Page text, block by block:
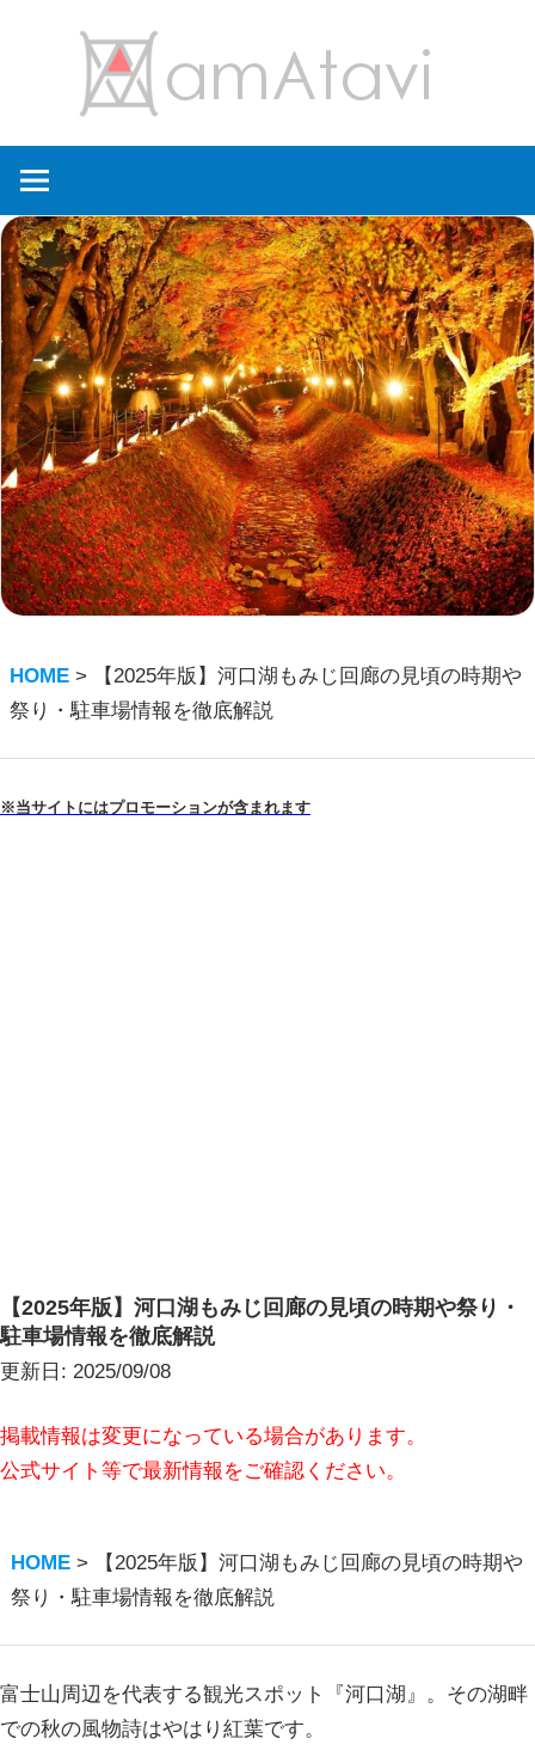
ス
キ
ッ
プ
を
て
→
旅
に
出
よ
う
HOME >
【2025年版】河口湖もみじ回廊の見頃の時期や
祭り・駐車場情報を徹底解説
※当サイトにはプロモーションが含まれます
【2025年版】河口湖もみじ回廊の見頃の時期や祭り・
駐車場情報を徹底解説
更新日: 2025/09/08
掲載情報は変更になっている場合があります。
公式サイト等で最新情報をご確認ください。
HOME>
【2025年版】河口湖もみじ回廊の見頃の時期や
祭り・駐車場情報を徹底解説
富士山周辺を代表する観光スポット『河口湖』。その湖畔
での秋の風物詩はやはり紅葉です。